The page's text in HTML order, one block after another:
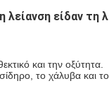
είδαν τη
και την οξύτητα.
το χάλυβα και